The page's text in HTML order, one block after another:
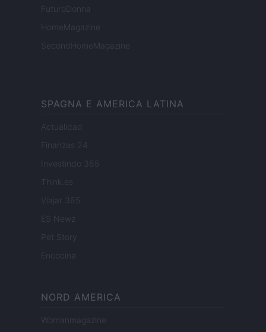
FuturoDonna
HomeMagazine
SecondHomeMagazine
SPAGNA E AMERICA LATINA
Actualidad
Finanzas 24
Investindo 365
Think.es
Viajar 365
ES Newz
Pet Story
Encocina
NORD AMERICA
Womanmagazine